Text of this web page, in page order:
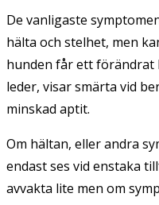
De vanligaste
hälta och stelhet, men
hunden får ett förändrat
leder, visar smärta vid
minskad aptit.
Om hältan, eller andra
endast ses vid enstaka
avvakta lite men om